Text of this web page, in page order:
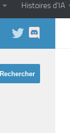
Histoires d’IA